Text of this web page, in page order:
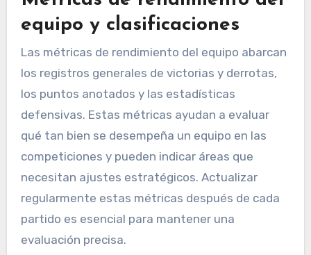
equipo y clasificaciones
Las métricas de rendimiento del equipo abarcan
los registros generales de victorias y derrotas,
los puntos anotados y las estadísticas
defensivas. Estas métricas ayudan a evaluar
qué tan bien se desempeña un equipo en las
competiciones y pueden indicar áreas que
necesitan ajustes estratégicos. Actualizar
regularmente estas métricas después de cada
partido es esencial para mantener una
evaluación precisa.